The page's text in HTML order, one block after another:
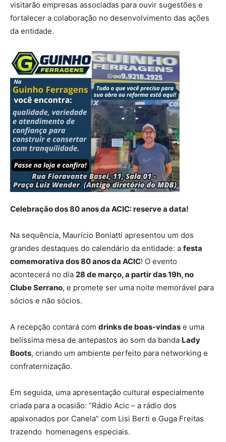
visitarão empresas associadas para ouvir sugestões e
fortalecer a colaboração no desenvolvimento das ações
da entidade.
Celebração dos 80 anos da ACIC: reserve a data!
Na sequência, Maurício Boniatti apresentou um dos
grandes destaques do calendário da entidade: a festa
comemorativa dos 80 anos da ACIC! O evento
acontecerá no dia 28 de março, a partir das 19h, no
Clube Serrano, e promete ser uma noite memorável para
sócios e não sócios.
A recepção contará com drinks de boas-vindas e uma
belíssima mesa de antepastos ao som da banda Lady
Boots, criando um ambiente perfeito para networking e
confraternização.
Em seguida, uma apresentação cultural especialmente
criada para a ocasião: “Rádio Acic – a rádio dos
apaixonados por Canela” com Lisi Berti e Guga Freitas
trazendo homenagens especiais.